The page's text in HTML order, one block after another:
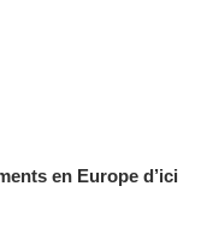
en Europe d’ici